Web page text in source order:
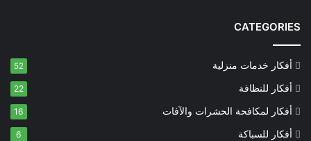
CATEGORIES
أفكار خدمات منزلية 52
أفكار للنظافة 22
أفكار لمكافحة الحشرات والآفات 16
أفكار للسباكة 6